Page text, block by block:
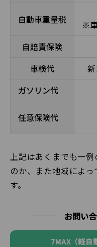
自動車重量税
※
自賠責保険
車検代
ガソリン代
任意保険代
上記はあくまでも一
のか、また地域によ
す。
お問い
7MAX（軽自